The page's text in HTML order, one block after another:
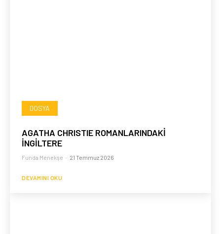
DOSYA
AGATHA CHRISTIE ROMANLARINDAKİ
İNGİLTERE
Funda Menekşe - 21 Temmuz 2026
DEVAMINI OKU